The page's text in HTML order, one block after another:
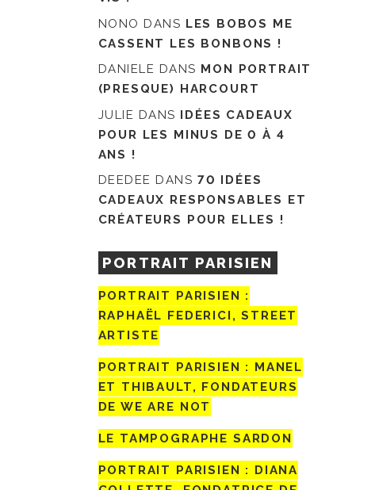
NONO DANS LES BOBOS ME
CASSENT LES BONBONS !
DANIELE DANS MON PORTRAIT
(PRESQUE) HARCOURT
JULIE DANS IDÉES CADEAUX
POUR LES MINUS DE 0 À 4
ANS !
DEEDEE DANS 70 IDÉES
CADEAUX RESPONSABLES ET
CRÉATEURS POUR ELLES !
PORTRAIT PARISIEN
PORTRAIT PARISIEN :
RAPHAËL FEDERICI, STREET
ARTISTE
PORTRAIT PARISIEN : MANEL
ET THIBAULT, FONDATEURS
DE WE ARE NOT
LE TAMPOGRAPHE SARDON
PORTRAIT PARISIEN : DIANA